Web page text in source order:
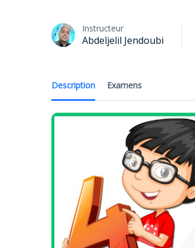
Instructeur
Abdeljelil Jendoubi
Description Examens